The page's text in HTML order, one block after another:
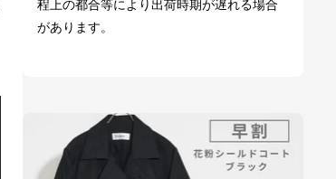
程上の都合等により出荷時期が遅れる場合
があります。